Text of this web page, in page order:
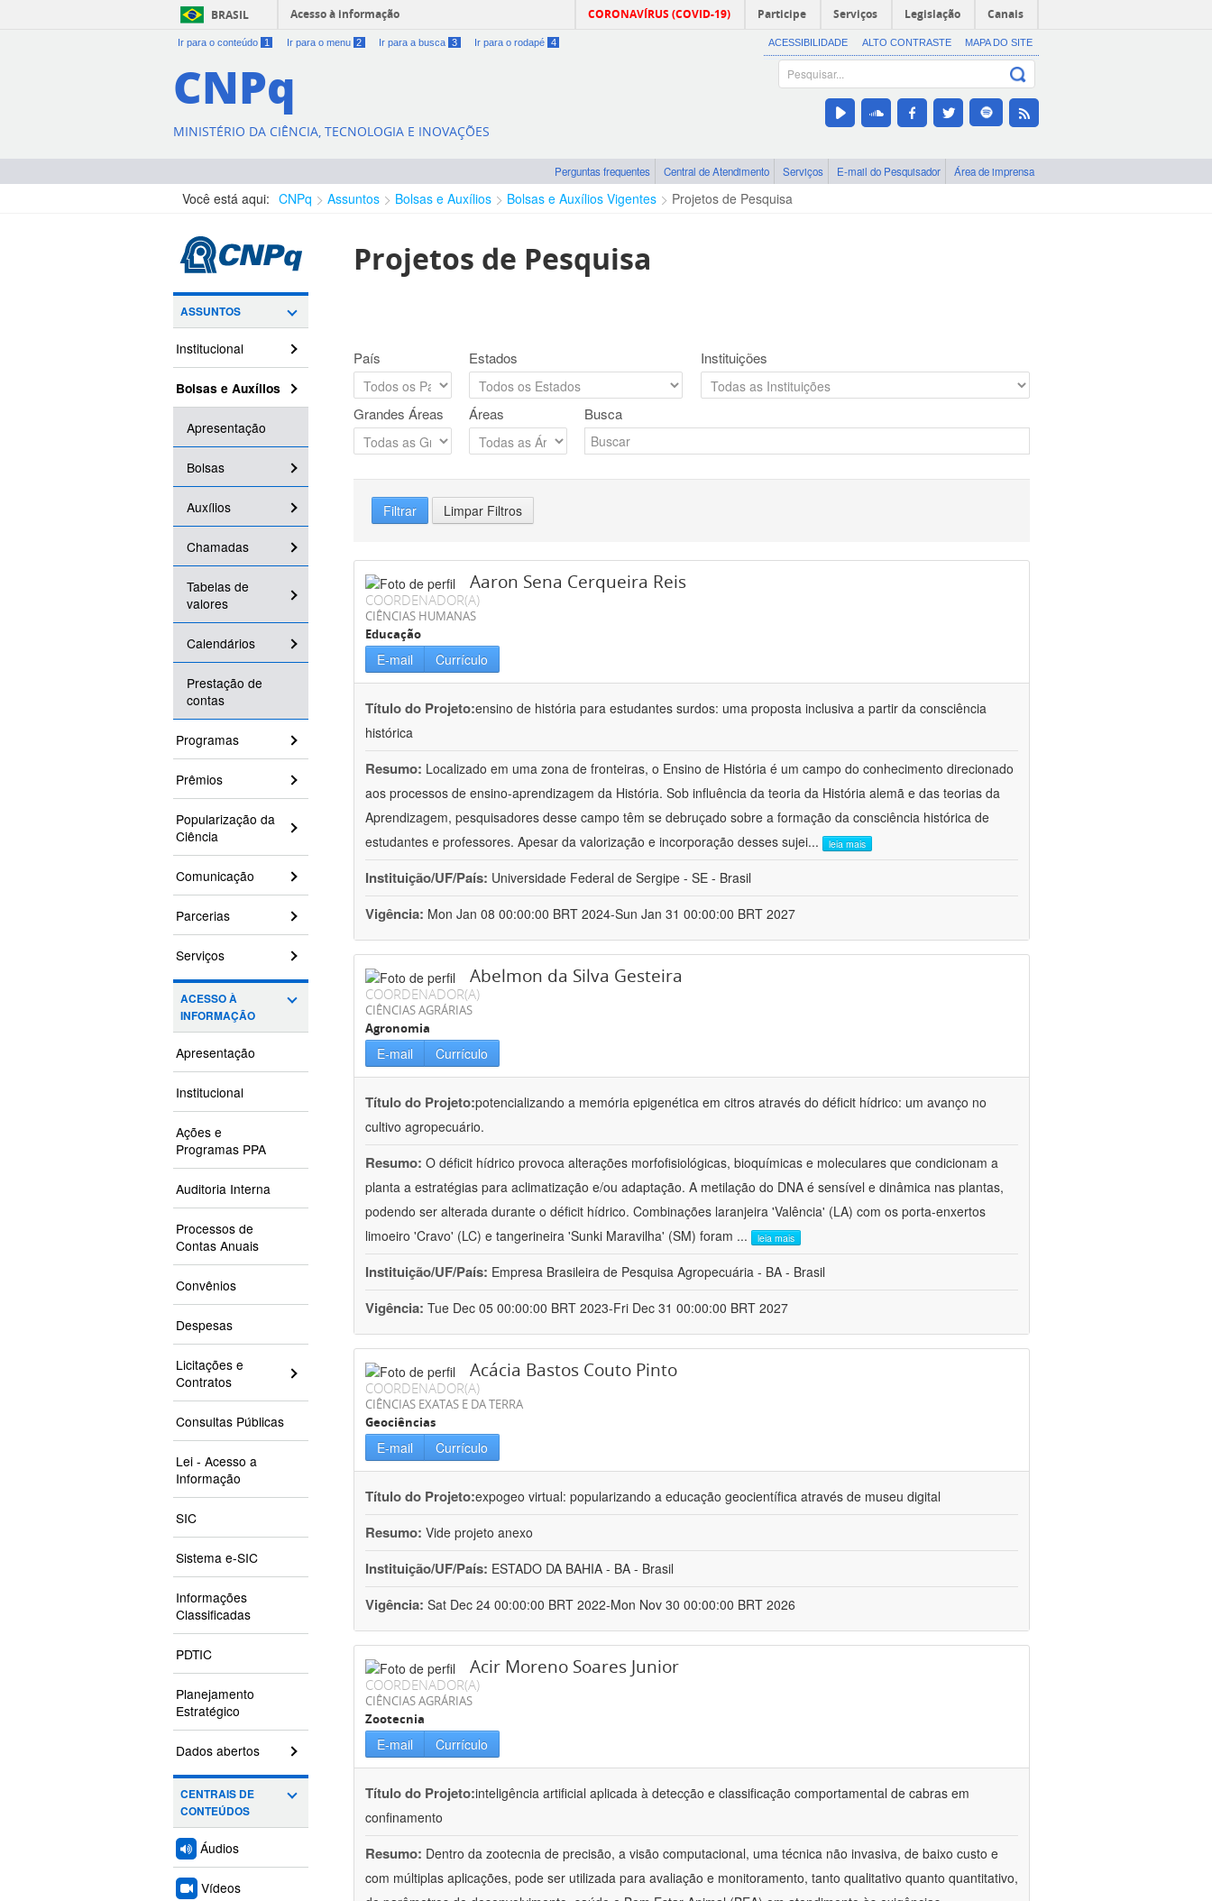
BRASIL Acesso à informação CORONAVÍRUS (COVID-19) Participe Serviços Legislação Canais
Ir para o conteúdo 1 Ir para o menu 2 Ir para a busca 3 Ir para o rodapé 4 ACESSIBILIDADE ALTO CONTRASTE MAPA DO SITE
CNPq
MINISTÉRIO DA CIÊNCIA, TECNOLOGIA E INOVAÇÕES
Perguntas frequentes Central de Atendimento Serviços E-mail do Pesquisador Área de imprensa
Você está aqui: CNPq Assuntos Bolsas e Auxílios Bolsas e Auxílios Vigentes Projetos de Pesquisa
ASSUNTOS
Institucional
Bolsas e Auxílios
Apresentação
Bolsas
Auxílios
Chamadas
Tabelas de
valores
Calendários
Prestação de
contas
Programas
Prêmios
Popularização da
Ciência
Comunicação
Parcerias
Serviços
ACESSO À
INFORMAÇÃO
Apresentação
Institucional
Ações e
Programas PPA
Auditoria Interna
Processos de
Contas Anuais
Convênios
Despesas
Licitações e
Contratos
Consultas Públicas
Lei - Acesso a
Informação
SIC
Sistema e-SIC
Informações
Classificadas
PDTIC
Planejamento
Estratégico
Dados abertos
CENTRAIS DE
CONTEÚDOS
Áudios
Vídeos
Projetos de Pesquisa
País Estados Instituições
Grandes Áreas Áreas Busca
Filtrar Limpar Filtros
Aaron Sena Cerqueira Reis
COORDENADOR(A)
CIÊNCIAS HUMANAS
Educação
E-mail Currículo
Título do Projeto:ensino de história para estudantes surdos: uma proposta inclusiva a partir da consciência
histórica
Resumo: Localizado em uma zona de fronteiras, o Ensino de História é um campo do conhecimento direcionado
aos processos de ensino-aprendizagem da História. Sob influência da teoria da História alemã e das teorias da
Aprendizagem, pesquisadores desse campo têm se debruçado sobre a formação da consciência histórica de
estudantes e professores. Apesar da valorização e incorporação desses sujei... leia mais
Instituição/UF/País: Universidade Federal de Sergipe - SE - Brasil
Vigência: Mon Jan 08 00:00:00 BRT 2024-Sun Jan 31 00:00:00 BRT 2027
Abelmon da Silva Gesteira
COORDENADOR(A)
CIÊNCIAS AGRÁRIAS
Agronomia
E-mail Currículo
Título do Projeto:potencializando a memória epigenética em citros através do déficit hídrico: um avanço no
cultivo agropecuário.
Resumo: O déficit hídrico provoca alterações morfofisiológicas, bioquímicas e moleculares que condicionam a
planta a estratégias para aclimatização e/ou adaptação. A metilação do DNA é sensível e dinâmica nas plantas,
podendo ser alterada durante o déficit hídrico. Combinações laranjeira 'Valência' (LA) com os porta-enxertos
limoeiro 'Cravo' (LC) e tangerineira 'Sunki Maravilha' (SM) foram ... leia mais
Instituição/UF/País: Empresa Brasileira de Pesquisa Agropecuária - BA - Brasil
Vigência: Tue Dec 05 00:00:00 BRT 2023-Fri Dec 31 00:00:00 BRT 2027
Acácia Bastos Couto Pinto
COORDENADOR(A)
CIÊNCIAS EXATAS E DA TERRA
Geociências
E-mail Currículo
Título do Projeto:expogeo virtual: popularizando a educação geocientífica através de museu digital
Resumo: Vide projeto anexo
Instituição/UF/País: ESTADO DA BAHIA - BA - Brasil
Vigência: Sat Dec 24 00:00:00 BRT 2022-Mon Nov 30 00:00:00 BRT 2026
Acir Moreno Soares Junior
COORDENADOR(A)
CIÊNCIAS AGRÁRIAS
Zootecnia
E-mail Currículo
Título do Projeto:inteligência artificial aplicada à detecção e classificação comportamental de cabras em
confinamento
Resumo: Dentro da zootecnia de precisão, a visão computacional, uma técnica não invasiva, de baixo custo e
com múltiplas aplicações, pode ser utilizada para avaliação e monitoramento, tanto qualitativo quanto quantitativo,